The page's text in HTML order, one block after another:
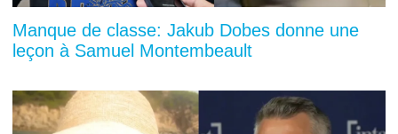
Manque de classe: Jakub Dobes donne une
leçon à Samuel Montembeault